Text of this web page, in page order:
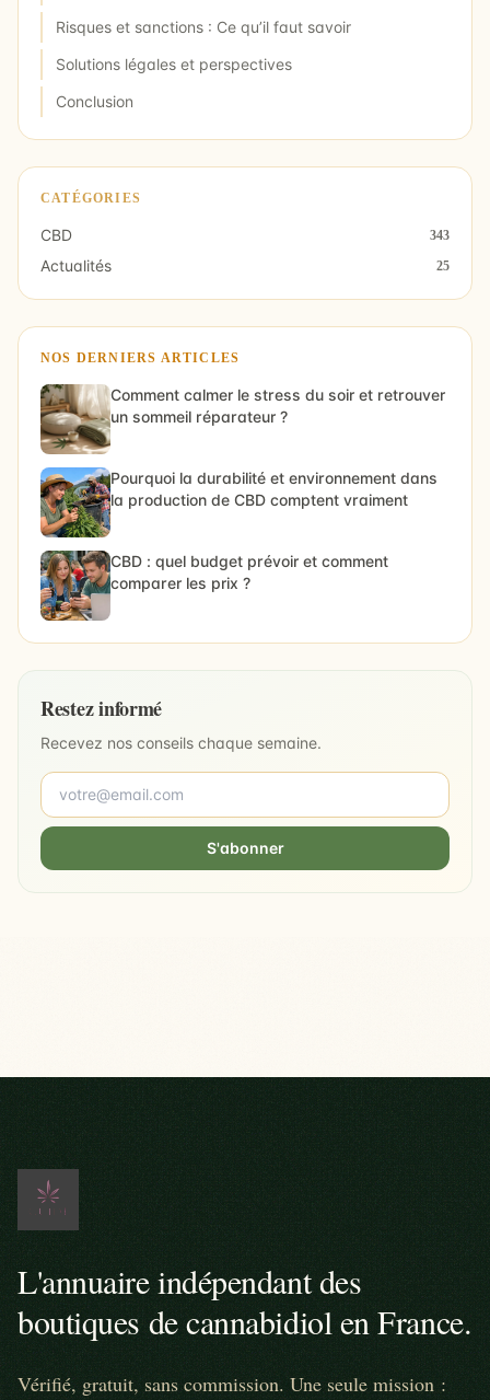
Risques et sanctions : Ce qu’il faut savoir
Solutions légales et perspectives
Conclusion
CATÉGORIES
CBD 343
Actualités 25
NOS DERNIERS ARTICLES
Comment calmer le stress du soir et retrouver
un sommeil réparateur ?
Pourquoi la durabilité et environnement dans
la production de CBD comptent vraiment
CBD : quel budget prévoir et comment
comparer les prix ?
Restez informé
Recevez nos conseils chaque semaine.
S'abonner
L'annuaire indépendant des
boutiques de cannabidiol en France.
Vérifié, gratuit, sans commission. Une seule mission :